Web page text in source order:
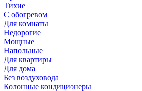
Тихие
С обогревом
Для комнаты
Недорогие
Мощные
Напольные
Для квартиры
Для дома
Без воздуховода
Колонные кондиционеры